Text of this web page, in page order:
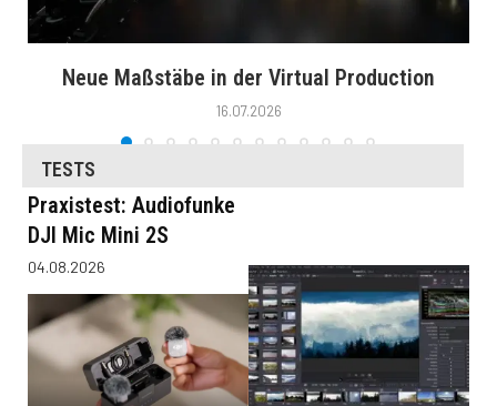
Neue Maßstäbe in der Virtual Production
16.07.2026
TESTS
Praxistest: Audiofunke
DJI Mic Mini 2S
04.08.2026